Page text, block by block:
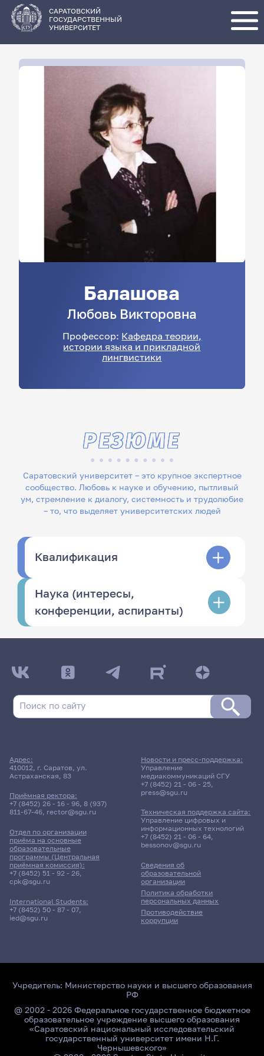
основному
содержанию
САРАТОВСКИЙ
ГОСУДАРСТВЕННЫЙ
УНИВЕРСИТЕТ
Балашова
Любовь Викторовна
Профессор: Кафедра теории,
истории языка и прикладной
лингвистики
Саратовский университет – это крупное экспертное
сообщество. Любовь к науке и обучению, пытливый
ум, стремление к диалогу, системность и трудолюбие
– то, что выделяет университетских людей
РЕЗЮМЕ
Квалификация
Наука (интересы,
конференции, аспиранты)
Адрес:
410012, г. Саратов, ул.
Астраханская, 83
Приёмная ректора:
+7 (8452) 26 - 16 - 96, 8 (937)
811-67-46, rector@sgu.ru
Отдел по организации
приёма на основные
образовательные
программы (Центральная
приёмная комиссия):
+7 (8452) 51 - 92 - 26,
cpk@sgu.ru
International Students:
+7 (8452) 50 - 87 - 07,
ied@sgu.ru
Сведения об
образовательной
организации
Политика обработки
персональных данных
Противодействие
коррупции
Новости и пресс-поддержка:
Управление
медиакоммуникаций СГУ
+7 (8452) 21 - 06 - 25,
press@sgu.ru
Техническая поддержка сайта:
Управление цифровых и
информационных технологий
+7 (8452) 21 - 06 - 64,
bessonov@sgu.ru
Учредитель: Министерство науки и высшего образования
РФ
@ 2002 - 2026 Федеральное государственное бюджетное
образовательное учреждение высшего образования
«Саратовский национальный исследовательский
государственный университет имени Н.Г.
Чернышевского»